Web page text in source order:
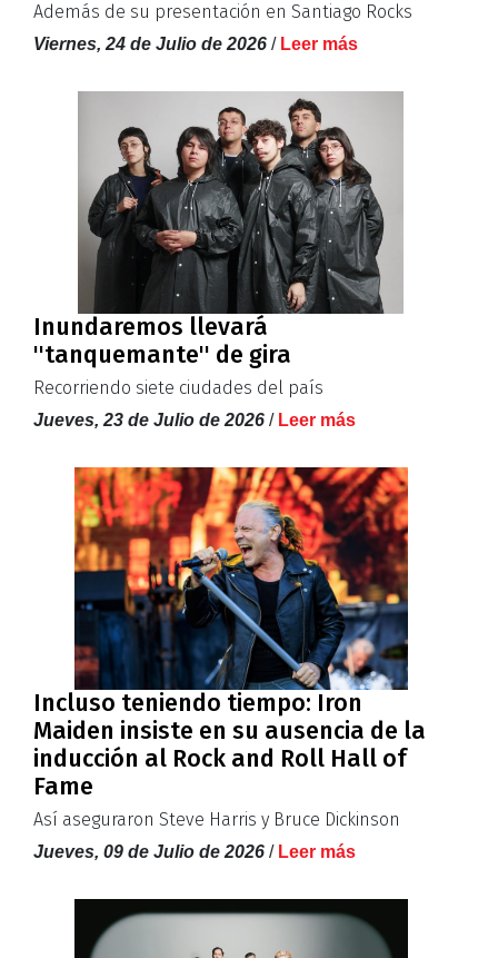
Además de su presentación en Santiago Rocks
Viernes, 24 de Julio de 2026 / Leer más
Inundaremos llevará
''tanquemante'' de gira
Recorriendo siete ciudades del país
Jueves, 23 de Julio de 2026 / Leer más
Incluso teniendo tiempo: Iron
Maiden insiste en su ausencia de la
inducción al Rock and Roll Hall of
Fame
Así aseguraron Steve Harris y Bruce Dickinson
Jueves, 09 de Julio de 2026 / Leer más